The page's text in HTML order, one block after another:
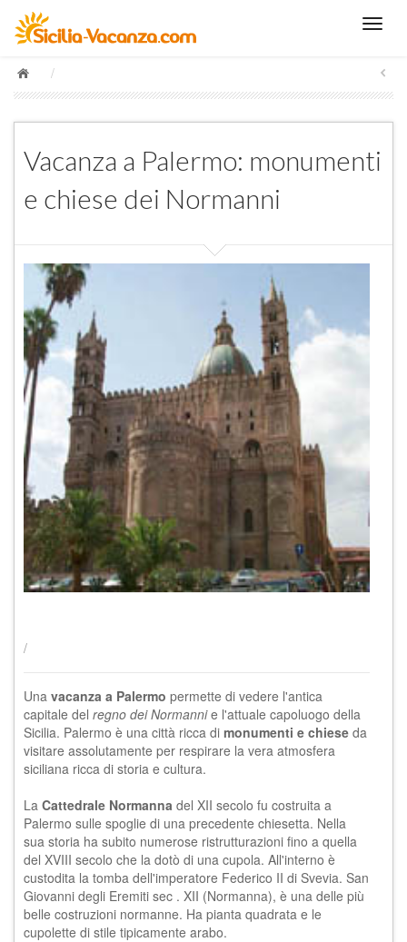
/
Vacanza a Palermo: monumenti
e chiese dei Normanni
/
Una vacanza a Palermo permette di vedere l'antica
capitale del regno dei Normannie l'attuale capoluogo della
Sicilia. Palermo è una città ricca di monumenti e chiese da
visitare assolutamente per respirare la vera atmosfera
siciliana ricca di storia e cultura.
La Cattedrale Normanna del XII secolo fu costruita a
Palermo sulle spoglie di una precedente chiesetta. Nella
sua storia ha subito numerose ristrutturazioni fino a quella
del XVIII secolo che la dotò di una cupola. All'interno è
custodita la tomba dell'imperatore Federico II di Svevia. San
Giovanni degli Eremiti sec . XII (Normanna), è una delle più
belle costruzioni normanne. Ha pianta quadrata e le
cupolette di stile tipicamente arabo.